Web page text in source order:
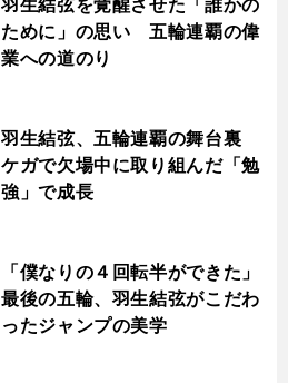
ために」の思い 五輪連覇の偉
業への道のり
羽生結弦、五輪連覇の舞台裏
ケガで欠場中に取り組んだ「勉
強」で成長
「僕なりの４回転半ができた」
最後の五輪、羽生結弦がこだわ
ったジャンプの美学